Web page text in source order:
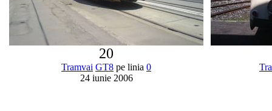
20
Tramvai GT8 pe linia 0
24 iunie 2006